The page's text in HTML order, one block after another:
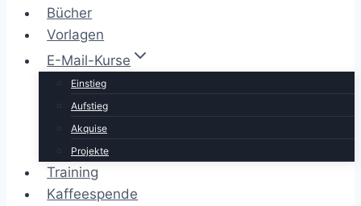
Bücher
Vorlagen
E-Mail-Kurse
Einstieg
Aufstieg
Akquise
Projekte
Training
Kaffeespende